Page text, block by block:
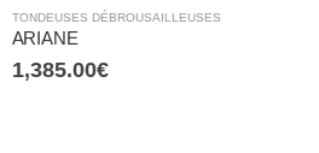
TONDEUSES DÉBROUSAILLEUSES
ARIANE
1,385.00€